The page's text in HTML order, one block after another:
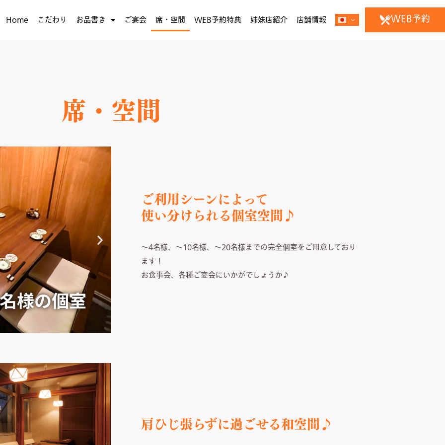
Home こだわり お品書き ご宴会 席・空間 WEB予約特典 姉妹店紹介 店舗情報 WEB予約
席・空間
様の個室
ご利用シーンによって
使い分けられる個室空間♪
～4名様、～10名様、～20名様までの完全個室をご用意しており
ます！
お食事会、各種ご宴会にいかがでしょうか♪
肩ひじ張らずに過ごせる和空間♪